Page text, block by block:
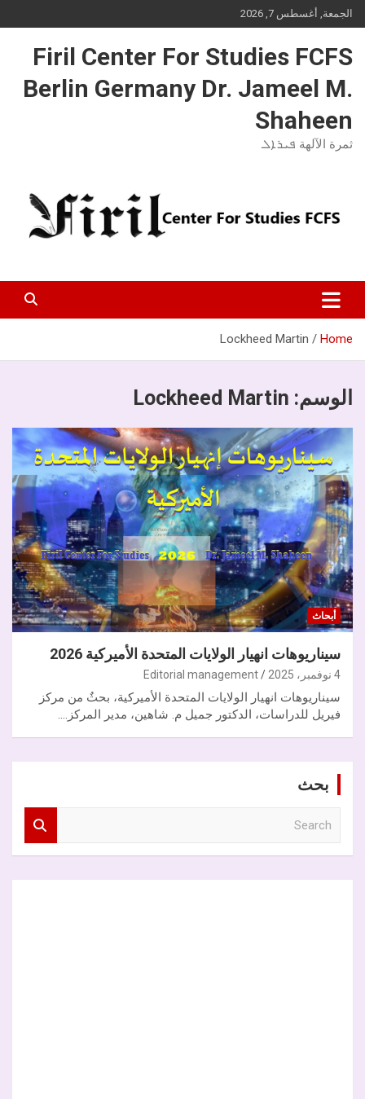
Skip
to
الجمعة, أغسطس 7, 2026
Firil Center For Studies FCFS
Berlin Germany Dr. Jameel M.
Shaheen
ثمرة الآلهة ܦܝܪܐܠ
Home
Lockheed Martin
الوسم: Lockheed Martin
أبحاث
سيناريوهات انهيار الولايات المتحدة الأميركية 2026
4 نوفمبر، 2025 Editorial management
سيناريوهات انهيار الولايات المتحدة الأميركية، بحثٌ من مركز
فيريل للدراسات، الدكتور جميل م. شاهين، مدير المركز.…
بحث